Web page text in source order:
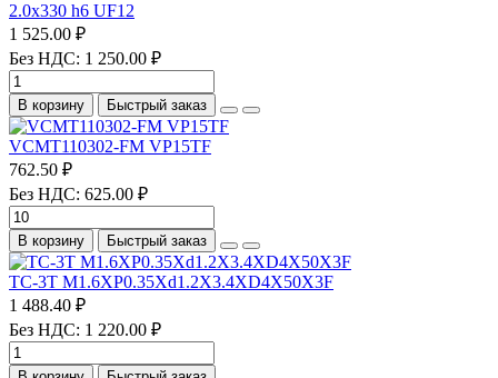
2.0х330 h6 UF12
1 525.00 ₽
Без НДС: 1 250.00 ₽
В корзину Быстрый заказ
VCMT110302-FM VP15TF
762.50 ₽
Без НДС: 625.00 ₽
В корзину Быстрый заказ
TC-3T M1.6XP0.35Xd1.2X3.4XD4X50X3F
1 488.40 ₽
Без НДС: 1 220.00 ₽